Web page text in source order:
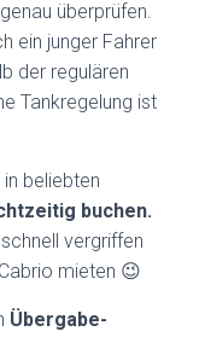
überprüfen.
ein junger Fahrer
der regulären
Tankregelung ist
beliebten
buchen.
vergriffen
mieten 😉
Übergabe-